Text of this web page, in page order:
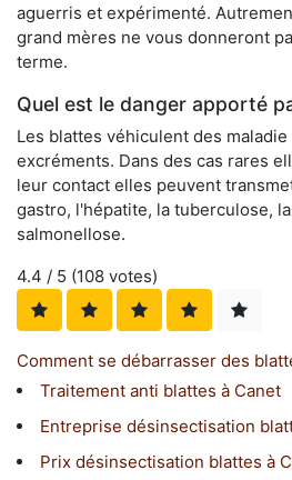
aguerris et expérimenté.
grand mères ne vous donneront
terme.
Quel est le danger apporté
Les blattes véhiculent des
excréments. Dans des cas rares
leur contact elles peuvent
gastro, l'hépatite, la tuberculose,
salmonellose.
4.4 / 5 (108 votes)
Comment se débarrasser des
Traitement anti blattes à Canet
Entreprise désinsectisation
Prix désinsectisation blattes à